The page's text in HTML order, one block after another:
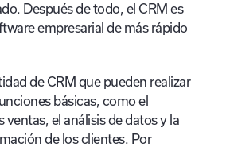
Después de todo, el CRM es
empresarial de más rápido
de CRM que pueden realizar
básicas, como el
ventas, el análisis de datos y la
de los clientes. Por